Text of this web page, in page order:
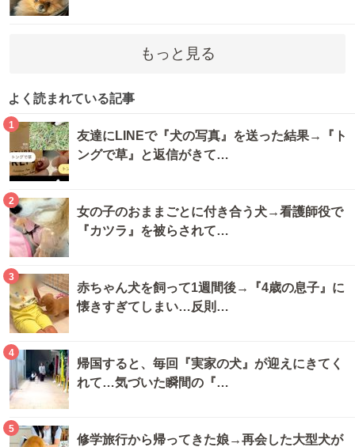
もっと見る
よく読まれている記事
1
友達にLINEで『犬の写真』を送った結果→『ト
ングで草』と返信がきて…
2
女の子のおままごとに付き合う犬→看護師役で
『カツラ』を被らされて…
3
赤ちゃん犬を飼って1週間後→『4歳の息子』に
懐きすぎてしまい…反則…
4
帰国すると、毎回『実家の犬』が迎えにきてく
れて…気づいた瞬間の『…
5
修学旅行から帰ってきた娘→再会した大型犬が